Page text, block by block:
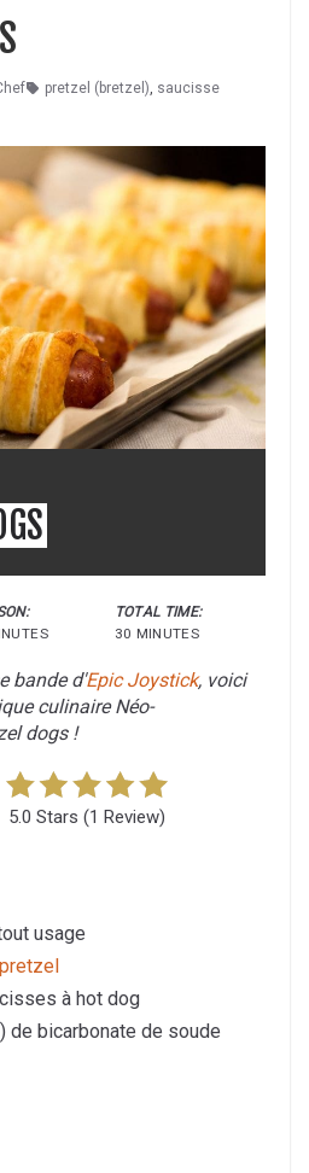
pretzel (bretzel), saucisse
TOTAL TIME:
30 MINUTES
bande d'Epic Joystick, voici
culinaire Néo-
dogs !
5.0 Stars (1 Review)
usage
à hot dog
de bicarbonate de soude